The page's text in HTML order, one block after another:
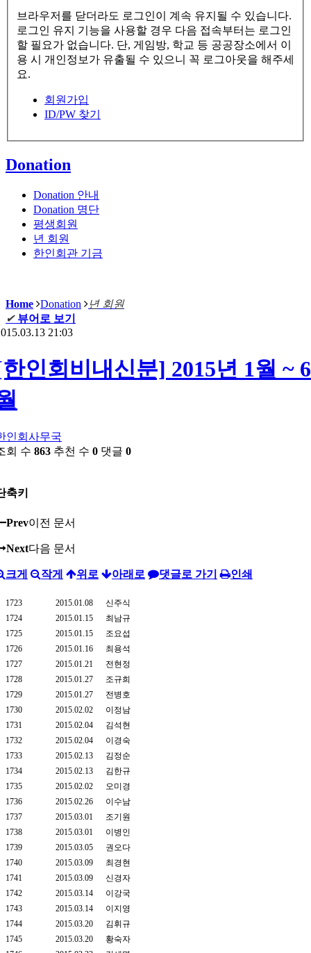
브라우저를 닫더라도 로그인이 계속 유지될 수 있습니다.
로그인 유지 기능을 사용할 경우 다음 접속부터는 로그인
할 필요가 없습니다. 단, 게임방, 학교 등 공공장소에서 이
용 시 개인정보가 유출될 수 있으니 꼭 로그아웃을 해주세
요.
회원가입
ID/PW 찾기
Donation
Donation 안내
Donation 명단
평생회원
년 회원
한인회관 기금
Home Donation
년 회원
✔ 뷰어로 보기
21:03
인회비내신분] 2015년 1월 ~ 6
인회사무국
회 수 863 추천 수 0 댓글 0
축키
Prev이전 문서
Next다음 문서
크게 작게 위로 아래로 댓글로 가기 인쇄
1723 2015.01.08
신주식
1724
2015.01.15
최남규
1725
2015.01.15
조요섭
1726
2015.01.16
최용석
1727
2015.01.21
전현정
1728
2015.01.27
조규희
1729
2015.01.27
전병호
1730
2015.02.02
이정남
1731
2015.02.04
김석현
1732
2015.02.04
이경숙
1733
2015.02.13
김정순
1734
2015.02.13
김한규
1735
2015.02.02
오미경
1736
2015.02.26
이수남
1737
2015.03.01
조기원
1738
2015.03.01
이병인
1739
2015.03.05
권오다
1740
2015.03.09
최경현
1741
2015.03.09
신경자
1742
2015.03.14
이강국
1743
2015.03.14
이지영
1744
2015.03.20
김휘규
1745
2015.03.20
황숙자